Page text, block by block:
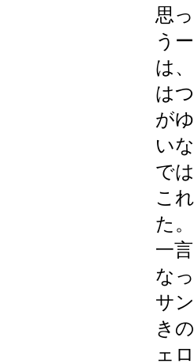
思
う
は
は
が
い
で
こ
た。
一
な
サ
き
ェ